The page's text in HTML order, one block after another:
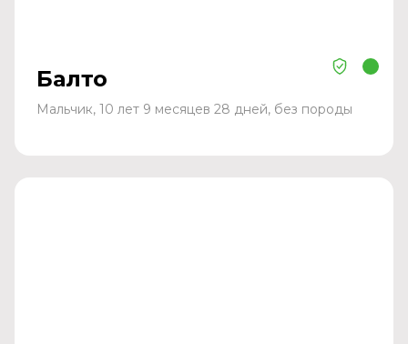
Балто
Мальчик, 10 лет 9 месяцев 28 дней, без породы